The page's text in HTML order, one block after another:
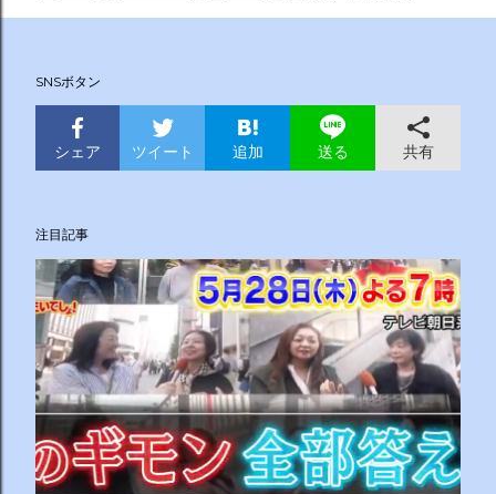
SNSボタン
シェア ツイート 追加 送る 共有
注目記事